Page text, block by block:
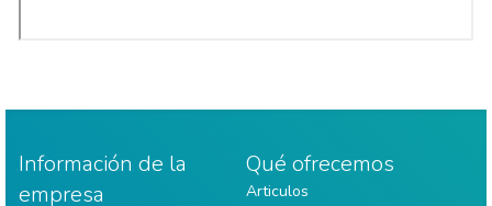
Información de la
empresa
Qué ofrecemos
Articulos